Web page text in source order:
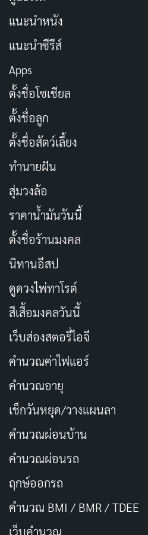
ปริมาณของเนื้อหาที่อัปโห
เขียน “ยิ่งคุณโพสต์มากเ
เท่านั้น”
ตัวอย่างรายได้ของคนดังต่างประ
เรียกเก็บเงินจากแฟน ๆ $20
$100,000 (3,671,568 บาท) บน
การโพสต์รูปภาพจาก Instagram
Thorne ยังอ้างว่าทำเงินจาก
Monica Huldt “ฉันจะไม่
พวกเขาต้องการทำเพียง
คุณจะทําเงินได้ไม่เพียงพอ
การหารายได้ที่เหมาะสมบนแพล
ถูกปิดกั้นในการสร้างผู้ติดตามให
และพลังงานในการผลิตเนื้อหาอ
แนะนำหนัง
แนะนำซีรีส์
Apps
ตั้งชื่อโซเชียล
ตั้งชื่อลูก
ตั้งชื่อสัตว์เลี้ยง
ทำนายฝัน
สุ่มวงล้อ
ราคาน้ำมันวันนี้
ตั้งชื่อร้านมงคล
นิทานอีสป
ดูดวงไพ่ทาโรต์
สีเสื้อมงคลวันนี้
เว็บส่องสตอรี่ไอจี
คำนวณค่าไฟแอร์
คำนวณอายุ
เช็กวันหยุด/วางแผนลา
คำนวณผ่อนบ้าน
คำนวณผ่อนรถ
ฤกษ์ออกรถ
คำนวณ BMI / BMR / TDEE
เว็บคํานวณ